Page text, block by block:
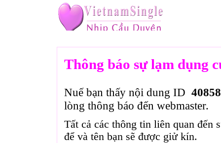
Thông báo sự lạm dụng
Nuế bạn thấy nội dung ID
lòng thông báo đến webmaster.
Tất cả các thông tin liên quan đến
để và tên bạn sẽ được giử kín.